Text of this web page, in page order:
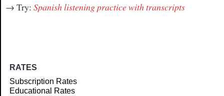
→ Try: Spanish listening practice with transcripts
RATES
Subscription Rates
Educational Rates